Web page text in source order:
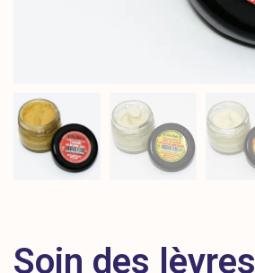
Soin des lèvres